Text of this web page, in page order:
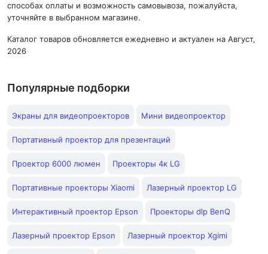
способах оплаты и возможность самовывоза, пожалуйста,
уточняйте в выбранном магазине.
Каталог товаров обновляется ежедневно и актуален на Август,
2026
Популярные подборки
Экраны для видеопроекторов Мини видеопроектор
Портативный проектор для презентаций
Проектор 6000 люмен Проекторы 4к LG
Портативные проекторы Xiaomi Лазерный проектор LG
Интерактивный проектор Epson Проекторы dlp BenQ
Лазерный проектор Epson Лазерный проектор Xgimi